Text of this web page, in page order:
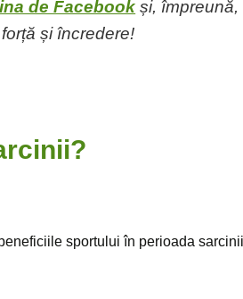
de Facebook și,
și încredere!
sportului în perioada